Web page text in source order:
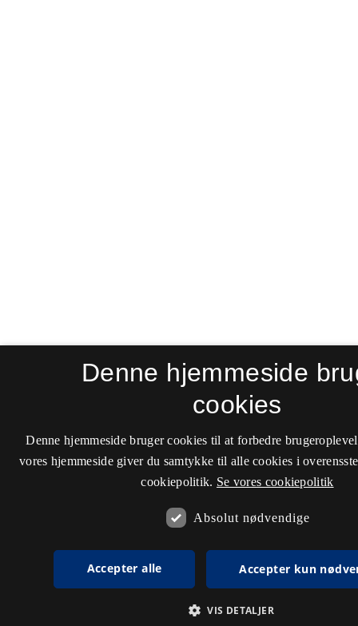
Denne hjemmeside
cookies
Denne hjemmeside bruger cookies til at forbedre
vores hjemmeside giver du samtykke til alle cookies i
cookiepolitik. Se vores cookiepolitik
Absolut nødvendige
Accepter alle Accepter kun
VIS DETALJER